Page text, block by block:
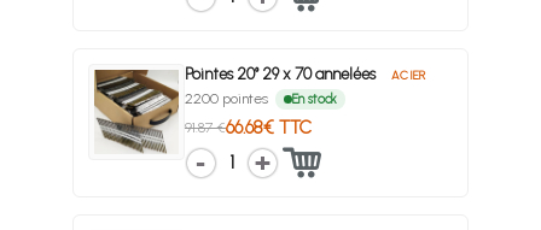
Pointes 20° 29 x 70 annelées ACIER
2200 pointes En stock
91.87 €66.68€ TTC
1